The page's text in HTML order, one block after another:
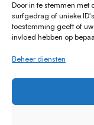
Door in te stemmen met
surfgedrag of unieke
toestemming geeft of
invloed hebben op
Beheer diensten
© 1996 - 2026
Privacy Policy
HTML Sitemap